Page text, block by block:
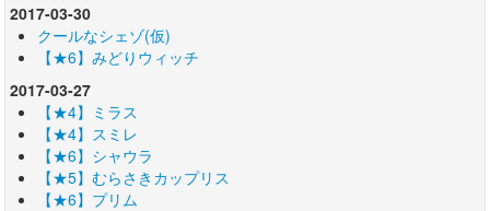
2017-03-30
クールなシェゾ(仮)
【★6】みどりウィッチ
2017-03-27
【★4】ミラス
【★4】スミレ
【★6】シャウラ
【★5】むらさきカップリス
【★6】プリム